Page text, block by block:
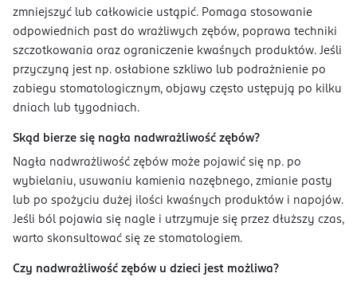
zmniejszyć lub całkowicie ustąpić. Pomaga stosowanie
odpowiednich past do wrażliwych zębów, poprawa techniki
szczotkowania oraz ograniczenie kwaśnych produktów. Jeśli
przyczyną jest np. osłabione szkliwo lub podrażnienie po
zabiegu stomatologicznym, objawy często ustępują po kilku
dniach lub tygodniach.
Skąd bierze się nagła nadwrażliwość zębów?
Nagła nadwrażliwość zębów może pojawić się np. po
wybielaniu, usuwaniu kamienia nazębnego, zmianie pasty
lub po spożyciu dużej ilości kwaśnych produktów i napojów.
Jeśli ból pojawia się nagle i utrzymuje się przez dłuższy czas,
warto skonsultować się ze stomatologiem.
Czy nadwrażliwość zębów u dzieci jest możliwa?